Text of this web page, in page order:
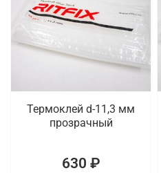
Термоклей d-11,3 мм
прозрачный
630 ₽